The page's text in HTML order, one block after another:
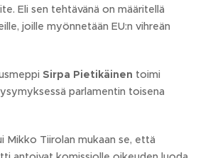
Eli sen tehtävänä on määritellä
joille myönnetään EU:n vihreän
Sirpa Pietikäinen toimi
parlamentin toisena
Mikko Tiirolan mukaan se, että